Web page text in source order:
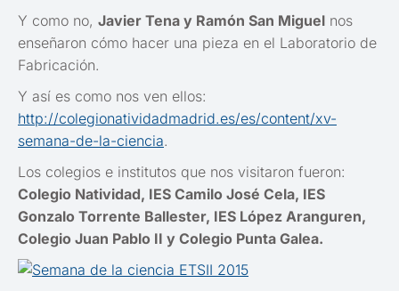
Y como no, Javier Tena y Ramón San Miguel nos
enseñaron cómo hacer una pieza en el Laboratorio de
Fabricación.
Y así es como nos ven ellos:
http://colegionatividadmadrid.es/es/content/xv-
semana-de-la-ciencia.
Los colegios e institutos que nos visitaron fueron:
Colegio Natividad, IES Camilo José Cela, IES
Gonzalo Torrente Ballester, IES López Aranguren,
Colegio Juan Pablo II y Colegio Punta Galea.